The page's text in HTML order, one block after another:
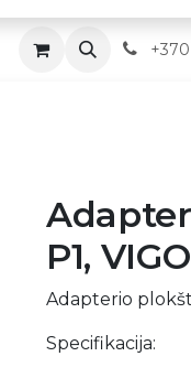
Servisas
P1,
Adapterio
Specifikacija: